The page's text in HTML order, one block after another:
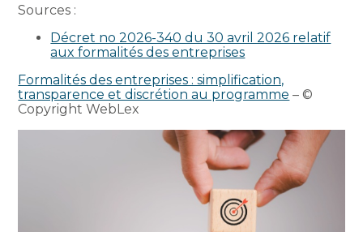
Sources :
Décret no 2026-340 du 30 avril 2026 relatif
aux formalités des entreprises
Formalités des entreprises : simplification,
transparence et discrétion au programme – ©
Copyright WebLex